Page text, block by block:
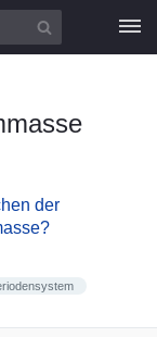
der